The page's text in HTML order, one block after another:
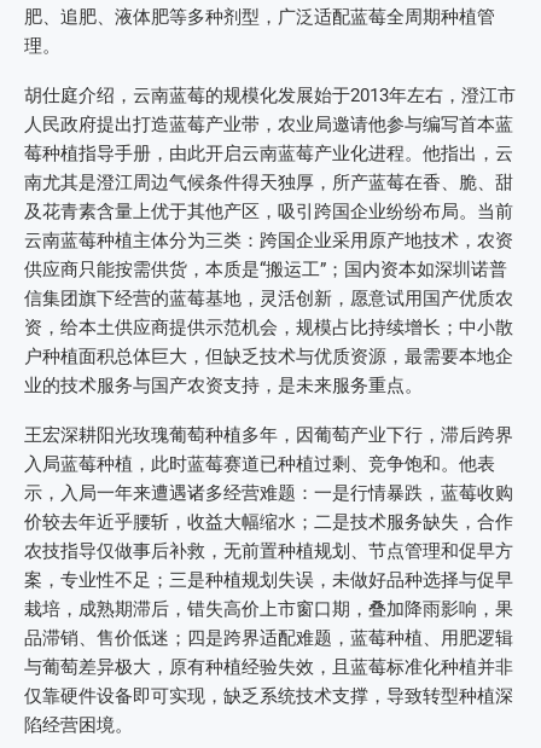
肥、追肥、液体肥等多种剂型，广泛适配蓝莓全周期种植管
理。
胡仕庭介绍，云南蓝莓的规模化发展始于2013年左右，澄江市
人民政府提出打造蓝莓产业带，农业局邀请他参与编写首本蓝
莓种植指导手册，由此开启云南蓝莓产业化进程。他指出，云
南尤其是澄江周边气候条件得天独厚，所产蓝莓在香、脆、甜
及花青素含量上优于其他产区，吸引跨国企业纷纷布局。当前
云南蓝莓种植主体分为三类：跨国企业采用原产地技术，农资
供应商只能按需供货，本质是“搬运工”；国内资本如深圳诺普
信集团旗下经营的蓝莓基地，灵活创新，愿意试用国产优质农
资，给本土供应商提供示范机会，规模占比持续增长；中小散
户种植面积总体巨大，但缺乏技术与优质资源，最需要本地企
业的技术服务与国产农资支持，是未来服务重点。
王宏深耕阳光玫瑰葡萄种植多年，因葡萄产业下行，滞后跨界
入局蓝莓种植，此时蓝莓赛道已种植过剩、竞争饱和。他表
示，入局一年来遭遇诸多经营难题：一是行情暴跌，蓝莓收购
价较去年近乎腰斩，收益大幅缩水；二是技术服务缺失，合作
农技指导仅做事后补救，无前置种植规划、节点管理和促早方
案，专业性不足；三是种植规划失误，未做好品种选择与促早
栽培，成熟期滞后，错失高价上市窗口期，叠加降雨影响，果
品滞销、售价低迷；四是跨界适配难题，蓝莓种植、用肥逻辑
与葡萄差异极大，原有种植经验失效，且蓝莓标准化种植并非
仅靠硬件设备即可实现，缺乏系统技术支撑，导致转型种植深
陷经营困境。